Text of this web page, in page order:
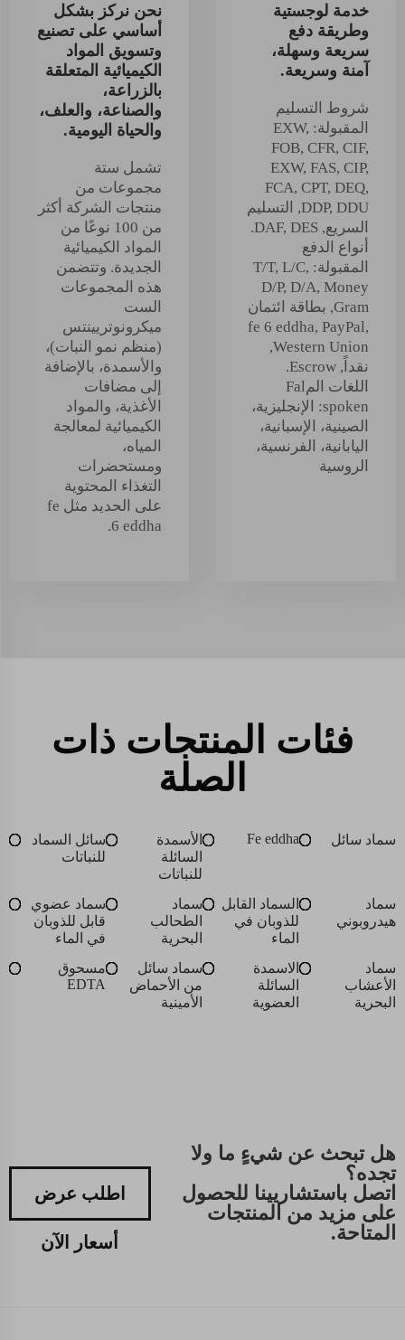
خدمة لوجستية
وطريقة دفع
سريعة وسهلة،
آمنة وسريعة.
شروط التسليم
المقبولة: EXW,
FOB, CFR, CIF,
EXW, FAS, CIP,
FCA, CPT, DEQ,
DDP, DDU, التسليم
السريع, DAF, DES.
أنواع الدفع
المقبولة: T/T, L/C,
D/P, D/A, Money
Gram, بطاقة ائتمان
fe 6 eddha, PayPal,
Western Union,
نقداً, Escrow.
اللغات المFal
spoken: الإنجليزية،
الصينية، الإسبانية،
اليابانية، الفرنسية،
الروسية
نحن نركز بشكل
أساسي على تصنيع
وتسويق المواد
الكيميائية المتعلقة
بالزراعة،
والصناعة، والعلف،
والحياة اليومية.
تشمل ستة
مجموعات من
منتجات الشركة أكثر
من 100 نوعًا من
المواد الكيميائية
الجديدة. وتتضمن
هذه المجموعات
الست
ميكرونوتريينتس
(منظم نمو النبات)،
والأسمدة، بالإضافة
إلى مضافات
الأغذية، والمواد
الكيميائية لمعالجة
المياه،
ومستحضرات
التغذاء المحتوية
على الحديد مثل fe
6 eddha.
فئات المنتجات ذات
الصلة
سماد سائل Fe eddha
الأسمدة
السائلة
للنباتات
سائل السماد
للنباتات
سماد
هيدروبوني
السماد القابل
للذوبان في
الماء
سماد
الطحالب
البحرية
سماد عضوي
قابل للذوبان
في الماء
سماد
الأعشاب
البحرية
الاسمدة
السائلة
العضوية
سماد سائل
من الأحماض
الأمينية
مسحوق
EDTA
هل تبحث عن شيءٍ ما ولا
تجده؟
اتصل باستشاريينا للحصول
على مزيد من المنتجات
المتاحة.
اطلب عرض
أسعار الآن